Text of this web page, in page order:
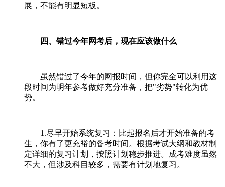
展，不能有明显短板。
四、错过今年网考后，现在应该做什么
虽然错过了今年的网报时间，但你完全可以利用这
段时间为明年参考做好充分准备，把"劣势"转化为优
势。
1.尽早开始系统复习：比起报名后才开始准备的考
生，你有了更充裕的备考时间。根据考试大纲和教材制
定详细的复习计划，按照计划稳步推进。成考难度虽然
不大，但涉及科目较多，需要有计划地复习。